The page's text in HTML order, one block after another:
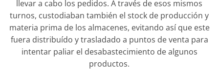
llevar a cabo los pedidos. A través de esos mismos
turnos, custodiaban también el stock de producción y
materia prima de los almacenes, evitando así que este
fuera distribuído y trasladado a puntos de venta para
intentar paliar el desabastecimiento de algunos
productos.